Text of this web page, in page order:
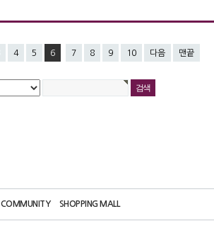
4 5 6 7 8 9 10 다음 맨끝
COMMUNITY SHOPPING MALL